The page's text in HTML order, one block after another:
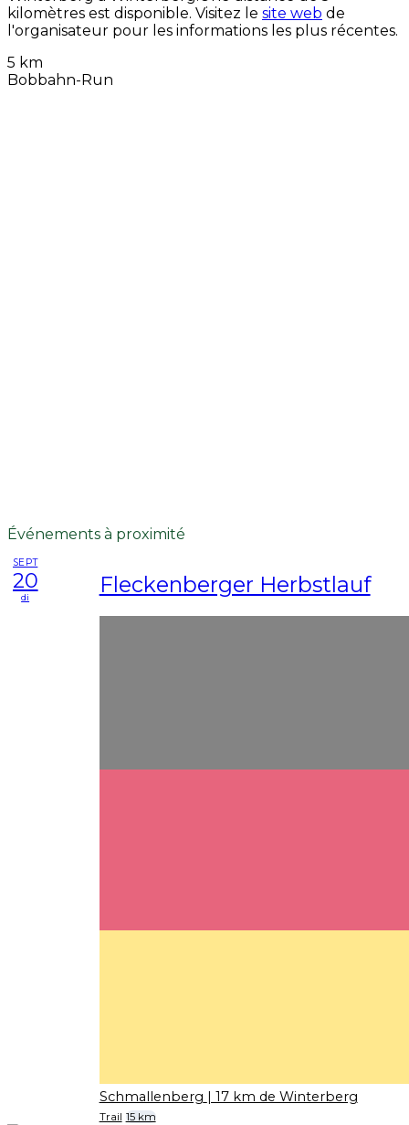
kilomètres est disponible. Visitez le site web de
l'organisateur pour les informations les plus récentes.
5 km
Bobbahn-Run
Événements à proximité
SEPT
20
di Fleckenberger Herbstlauf
Schmallenberg | 17 km de Winterberg
Trail 15 km